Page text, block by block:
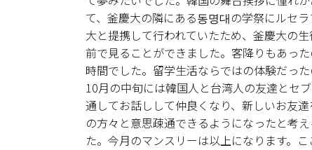
て、釜慶大の隣にある동명대の学祭にルセ
大と提携して行われていたため、釜慶大の
前で見ることができました。客降りもあっ
時間でした。留学生活ならではの体験だっ
10月の中旬には韓国人と台湾人の友達とセ
通してお話しして仲良くなり、新しいお友
の方々と意思疎通できるようになったと考
た。今月のマンスリーは以上になります。